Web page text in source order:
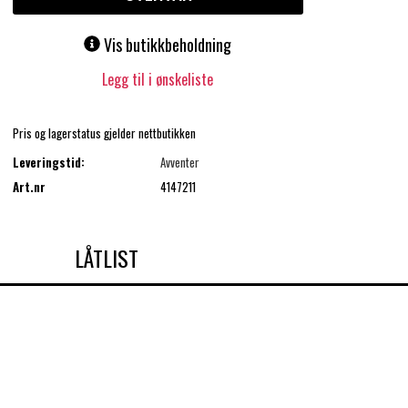
Vis butikkbeholdning
Legg til i ønskeliste
Pris og lagerstatus gjelder nettbutikken
Leveringstid:
Avventer
Art.nr
4147211
LÅTLIST